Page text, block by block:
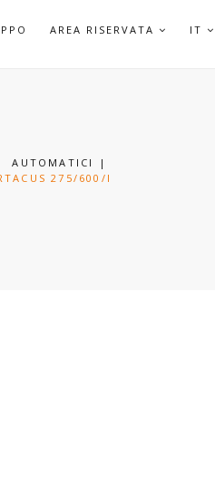
AREA RISERVATA APRIIT
AUTOMATICI
|
275/600/I